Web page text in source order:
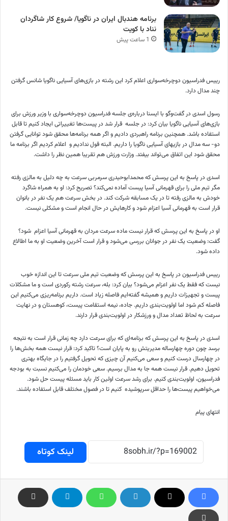
برنامه هندبال ایران در ناگویا/ شروع کار شاگردان
نناد با کویت
1 ساعت پیش
رییس فدراسیون دوچرخه‌سواری اعلام کرد این رشته در بازی‌های آسیایی ناگویا شانس گرفتن
چند مدال دارد.
رسول اسدی در گفت‌وگو با ایسنا درباره‌ی جلسه فدراسیون دوچرخه‌سواری با وزیر ورزش برای
بازی‌های آسیایی ناگویا بیان کرد: در جلسه قرار شد در پیست‌ها تغییراتی ایجاد کنیم تا قابل
استفاده باشد. همچنین برنامه راهبردی دادیم و اگر همه برنامه‌ها محقق شود توانایی گرفتن
دو- سه مدال در بازیهای آسیایی ناگویا را داریم. البته قول ندادیم و اعلام کردیم اگر برنامه ما
محقق شود این اتفاق می‌تواند بیفتد. وزارت ورزش هم تقریبا همین نظر را داشت.
اسدی در پاسخ به این پرسش که محمدابوحیدری سرمربی سرعت به چه دلیل به مالزی رفته
مگر تیم ملی را برای قهرمانی آسیا پیست آماده نمی‌کند؟ تصریح کرد: او به همراه شاگرد
خودش به مالزی رفته تا در یک مسابقه شرکت کند. در بخش سرعت هم یک نفر در بانوان
قرار است به قهرمانی آسیا اعزام شود و کارهایش در حال انجام است و مشکلی نیست.
او در پاسخ به این پرسش که قرار نیست ماده سرعت مردان به قهرمانی آسیا اعزام شود؟
گفت: وضعیت یک نفر در جوانان بررسی می‌شود و قرار است آخرین وضعیت او به ما اطالاع
داده شود.
رییس فدراسیون در پاسخ به این پرسش که وضعیت تیم ملی سرعت تا این اندازه خوب
نیست که فقط یک نفر اعزام می‌شود؟ بیان کرد: بله، سرعت رشته رکوردی است و ما مشکلات
پیست و تجهیزات داریم و همیشه گفته‌ایم فاصله زیاد است. داریم برنامه‌ریزی می‌کنیم این
فاصله کم شود اما اولویت‌بندی داریم. جاده، نیمه استقامت پیست، کوهستان و در نهایت
سرعت به لحاظ تعداد مدال و ورزشکار در اولویت‌بندی قرار دارند.
اسدی در پاسخ به این پرسش که برنامه‌ای که برای سرعت دارد چه زمانی قرار است به نتیجه
برسد چون دوره چهارساله مدیریتش رو به پایان است؟ تاکید کرد: قرار نیست همه بخش‌ها را
در چهارسال درست کنیم و سعی می‌کنیم آن چیزی که تحویل گرفتیم را در جایگاه بهتری
تحویل دهیم. قرار نیست همه جا به مدال برسیم. سعی خودمان را می‌کنیم نسبت به بودجه
فدراسیون، اولویت‌بندی کنیم. برای رشد سرعت اولین کار باید مسئله پیست حل شود.
می‌خواهیم پیست‌ها را حداقل سرپوشیده کنیم تا در فصول مختلف قابل استفاده باشند.
انتهای پیام
لینک کوتاه